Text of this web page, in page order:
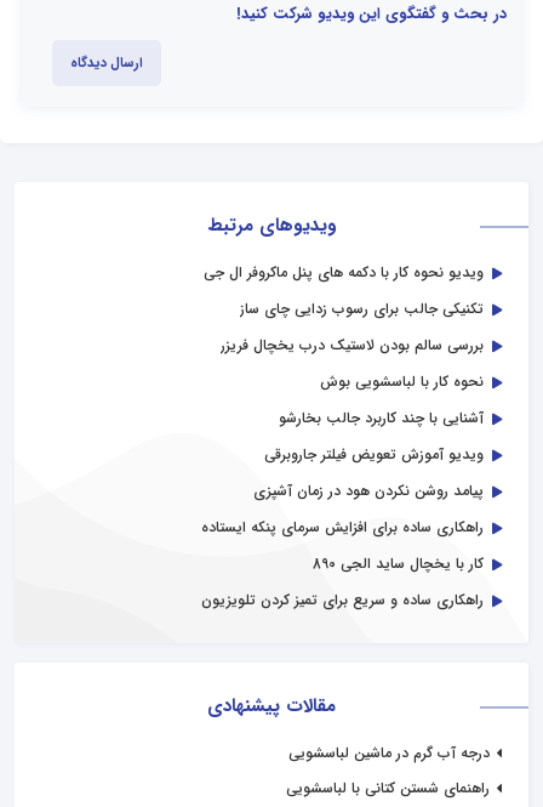
ویدیوهای مرتبط
ویدیو نحوه کار با دکمه های پنل ماکروفر ال جی
تکنیکی جالب برای رسوب زدایی چای ساز
بررسی سالم بودن لاستیک درب یخچال فریزر
نحوه کار با لباسشویی بوش
آشنایی با چند کاربرد جالب بخارشو
ویدیو آموزش تعویض فیلتر جاروبرقی
پیامد روشن نکردن هود در زمان آشپزی
راهکاری ساده برای افزایش سرمای پنکه ایستاده
کار با یخچال ساید الجی 890
راهکاری ساده و سریع برای تمیز کردن تلویزیون
مقالات پیشنهادی
درجه آب گرم در ماشین لباسشویی
راهنمای شستن کتانی با لباسشویی
در بحث و گفتگوی این ویدیو شرکت کنید!
ارسال دیدگاه